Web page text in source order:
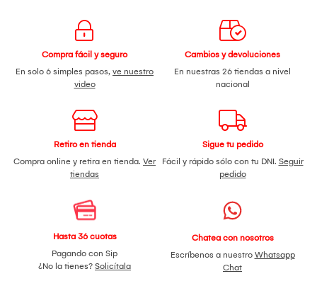
Compra fácil y seguro
En solo 6 simples pasos, ve nuestro
video
Cambios y devoluciones
En nuestras 26 tiendas a nivel
nacional
Retiro en tienda
Compra online y retira en tienda. Ver
tiendas
Sigue tu pedido
Fácil y rápido sólo con tu DNI. Seguir
pedido
Hasta 36 cuotas
Pagando con Sip
¿No la tienes? Solicítala
Chatea con nosotros
Escríbenos a nuestro Whatsapp
Chat